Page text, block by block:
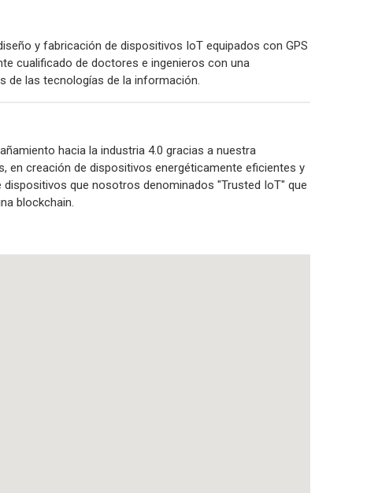
y fabricación de dispositivos IoT equipados con GPS
cualificado de doctores e ingenieros con una
de las tecnologías de la información.
hacia la industria 4.0 gracias a nuestra
en creación de dispositivos energéticamente eficientes y
que nosotros denominados "Trusted IoT" que
blockchain.